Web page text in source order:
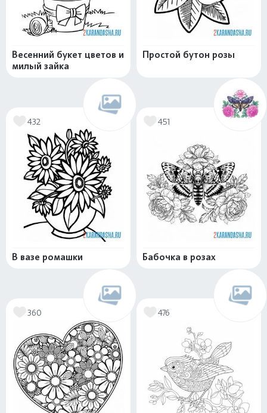
Весенний букет цветов и
милый зайка
Простой бутон розы
432
В вазе ромашки
451
Бабочка в розах
360 476